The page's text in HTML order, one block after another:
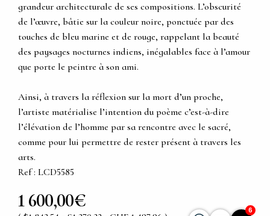
grandeur architecturale de ses compositions. L’obscurité
de l’œuvre, bâtie sur la couleur noire, ponctuée par des
touches de bleu marine et de rouge, rappelant la beauté
des paysages nocturnes indiens, inégalables face à l’amour
que porte le peintre à son ami.
Ainsi, à travers la réflexion sur la mort d’un proche,
l’artiste matérialise l’intention du poème c’est-à-dire
l’élévation de l’homme par sa rencontre avec le sacré,
comme pour lui permettre de rester présent à travers les
arts.
Ref : LCD5585
1 600,00€ 6